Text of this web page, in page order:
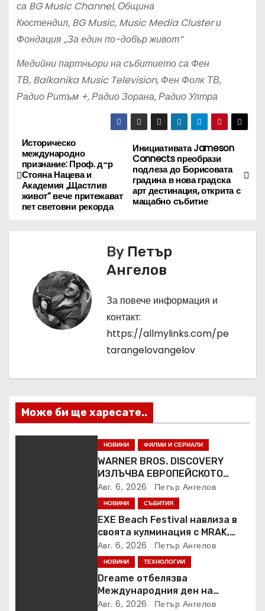
са BG Music Channel, Община
Кюстендил, BG Music, Music Media Clusterи
Фондация „За един по-добър живот“
Медийни партньори на събитието са Фен
ТВ, Balkanika Music Television, Фен Фолк ТВ,
Радио Ритъм +, Радио Зорана, Радио Ултра
Н
а
в
Инициативата Jameson
Connects преобрази
подлеза до Борисовата
градина в нова градска
арт дестинация, открита с
мащабно събитие
Историческо
международно
признание: Проф. д-р
Стояна Нацева и
Академия „Щастлив
живот“ вече притежават
пет световни рекорда
By Петър
Ангелов
За повече информация и
контакт:
https://allmylinks.com/pe
tarangelovangelov
Може би ще харесате..
НОВИНИ ФИЛМИ И СЕРИАЛИ
WARNER BROS. DISCOVERY
ИЗЛЪЧВА ЕВРОПЕЙСКОТО
ПЪРВЕНСТВО ПО ЛЕКА
АТЛЕТИКА ПРЯКО ПО
ЕВРОСПОРТ И В НВО Мах
Авг. 6, 2026 Петър Ангелов
НОВИНИ СЪБИТИЯ
EXE Beach Festival навлиза в
своята кулминация с MRAK,
Peggy Gou и Jamie Jones
Авг. 6, 2026 Петър Ангелов
НОВИНИ ТЕХНОЛОГИИ
Dreame отбелязва
Международния ден на
котката със специални
Авг. 6, 2026 Петър Ангелов